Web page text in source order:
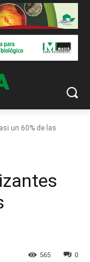
un 60% de las
0
565